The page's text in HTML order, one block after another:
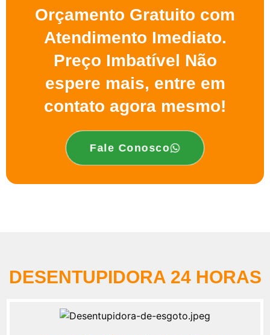
Orçamento Gratuito com
Atendimento Imediato.
Preço Imbatível Não
espere mais, entre em
contato agora mesmo!
Fale Conosco
DESENTUPIDORA 24 HORAS